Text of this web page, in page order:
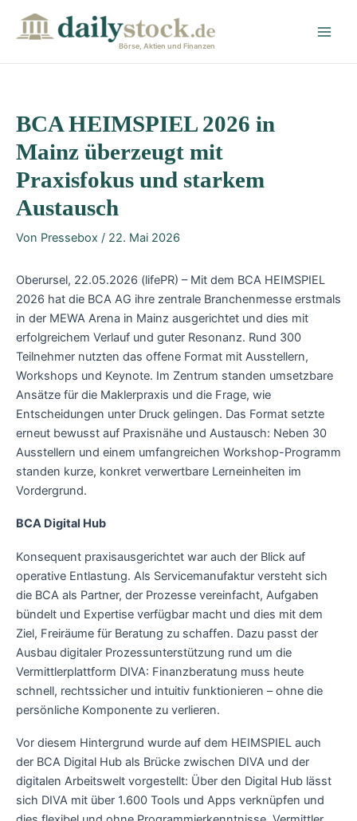
Börse, Aktien und Finanzen
BCA HEIMSPIEL 2026 in
Mainz überzeugt mit
Praxisfokus und starkem
Austausch
Von Pressebox / 22. Mai 2026
Oberursel, 22.05.2026 (lifePR) – Mit dem BCA HEIMSPIEL
2026 hat die BCA AG ihre zentrale Branchenmesse erstmals
in der MEWA Arena in Mainz ausgerichtet und dies mit
erfolgreichem Verlauf und guter Resonanz. Rund 300
Teilnehmer nutzten das offene Format mit Ausstellern,
Workshops und Keynote. Im Zentrum standen umsetzbare
Ansätze für die Maklerpraxis und die Frage, wie
Entscheidungen unter Druck gelingen. Das Format setzte
erneut bewusst auf Praxisnähe und Austausch: Neben 30
Ausstellern und einem umfangreichen Workshop-Programm
standen kurze, konkret verwertbare Lerneinheiten im
Vordergrund.
BCA Digital Hub
Konsequent praxisausgerichtet war auch der Blick auf
operative Entlastung. Als Servicemanufaktur versteht sich
die BCA als Partner, der Prozesse vereinfacht, Aufgaben
bündelt und Expertise verfügbar macht und dies mit dem
Ziel, Freiräume für Beratung zu schaffen. Dazu passt der
Ausbau digitaler Prozessunterstützung rund um die
Vermittlerplattform DIVA: Finanzberatung muss heute
schnell, rechtssicher und intuitiv funktionieren – ohne die
persönliche Komponente zu verlieren.
Vor diesem Hintergrund wurde auf dem HEIMSPIEL auch
der BCA Digital Hub als Brücke zwischen DIVA und der
digitalen Arbeitswelt vorgestellt: Über den Digital Hub lässt
sich DIVA mit über 1.600 Tools und Apps verknüpfen und